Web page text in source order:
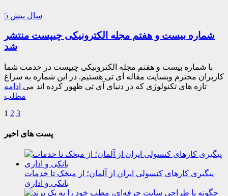
5 سال پیش
شماره بیست و هفتم مجله الکترونیکی چیپست منتشر
شد
با شماره بیست و هفتم مجله الکترونیکی چیپست در خدمت شما
کاربران محترم وبسایت مقاله آی تی هستیم. در این شماره به سراغ
تازه های تکنولوژی که در دنیای آی تی ظهور کرده اند می ادامه
مطلب
1 2 3
پست های اخیر
پیگیری کارهای کنسولی ایران از آلمان؛ از میخک تا خدمات
بانکی و اداری